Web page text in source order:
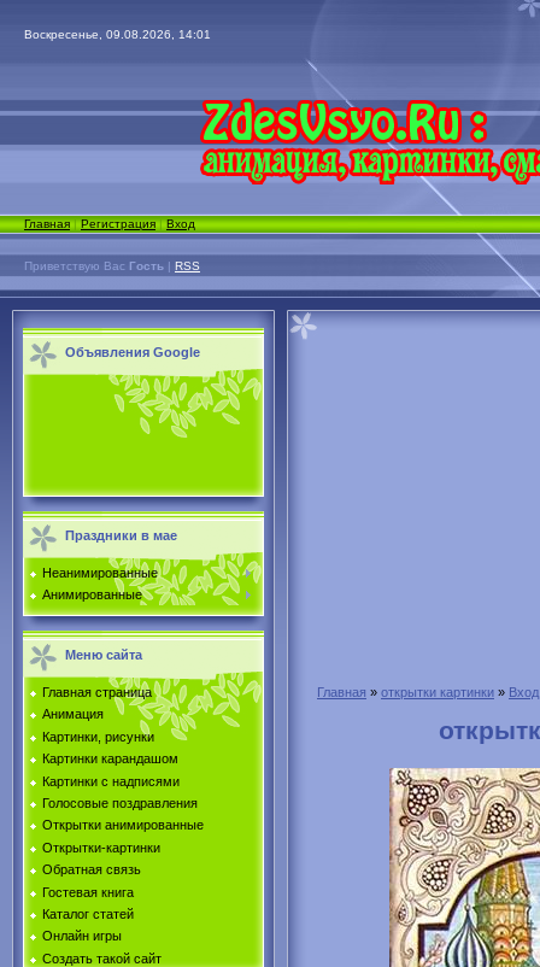
Воскресенье, 09.08.2026, 14:01
Главная|Регистрация|Вход
Приветствую Вас Гость | RSS
Объявления Google
Праздники в мае
Неанимированные
Анимированные
Меню сайта
Главная страница
Анимация
Картинки, рисунки
Картинки карандашом
Картинки с надписями
Голосовые поздравления
Открытки анимированные
Открытки-картинки
Обратная связь
Гостевая книга
Каталог статей
Онлайн игры
Создать такой сайт
Главная » открытки картинки »